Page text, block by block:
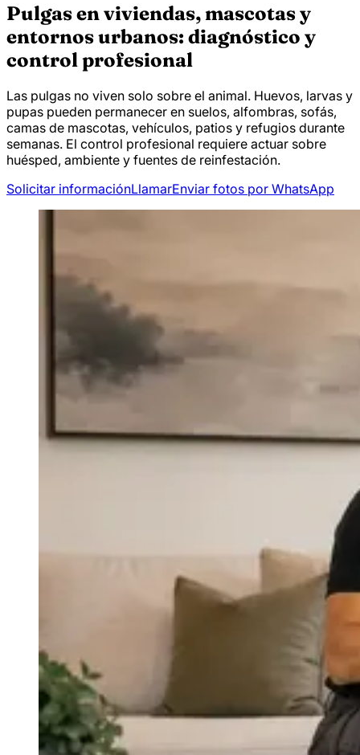
Pulgas en viviendas, mascotas y
entornos urbanos: diagnóstico y
control profesional
Las pulgas no viven solo sobre el animal. Huevos, larvas y
pupas pueden permanecer en suelos, alfombras, sofás,
camas de mascotas, vehículos, patios y refugios durante
semanas. El control profesional requiere actuar sobre
huésped, ambiente y fuentes de reinfestación.
Solicitar informaciónLlamarEnviar fotos por WhatsApp